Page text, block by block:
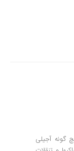
گونه آجیلی